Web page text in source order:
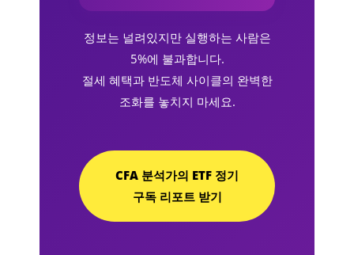
정보는 널려있지만 실행하는 사람은
5%에 불과합니다.
절세 혜택과 반도체 사이클의 완벽한
조화를 놓치지 마세요.
CFA 분석가의 ETF 정기
구독 리포트 받기